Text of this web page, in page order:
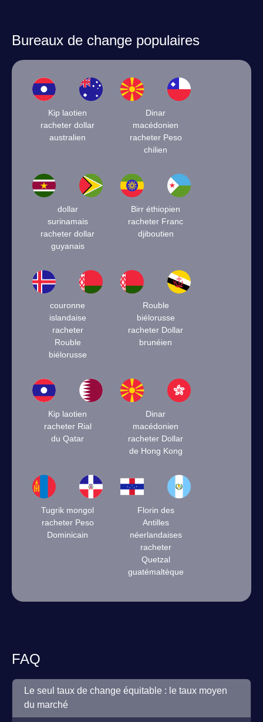
Bureaux de change populaires
Kip laotien
racheter dollar
australien
Dinar
macédonien
racheter Peso
chilien
dollar
surinamais
racheter dollar
guyanais
Birr éthiopien
racheter Franc
djiboutien
couronne
islandaise
racheter
Rouble
biélorusse
Rouble
biélorusse
racheter Dollar
brunéien
Kip laotien
racheter Rial
du Qatar
Dinar
macédonien
racheter Dollar
de Hong Kong
Tugrik mongol
racheter Peso
Dominicain
Florin des
Antilles
néerlandaises
racheter
Quetzal
guatémaltèque
FAQ
Le seul taux de change équitable : le taux moyen
du marché